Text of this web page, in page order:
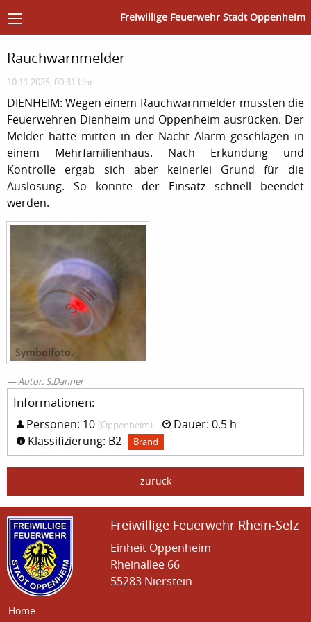
Freiwillige Feuerwehr Stadt Oppenheim
Rauchwarnmelder
10.11.2025, 00:31 Uhr
DIENHEIM: Wegen einem Rauchwarnmelder mussten die
Feuerwehren Dienheim und Oppenheim ausrücken. Der
Melder hatte mitten in der Nacht Alarm geschlagen in
einem Mehrfamilienhaus. Nach Erkundung und
Kontrolle ergab sich aber keinerlei Grund für die
Auslösung. So konnte der Einsatz schnell beendet
werden.
Autor: S.Danner
Informationen:
Personen: 10 (Oppenheim)
Dauer: 0.5 h
Klassifizierung: B2
Brand
zurück
Freiwillige Feuerwehr Rhein-Selz
Einheit Oppenheim
Rheinallee 66
55283 Nierstein
Home